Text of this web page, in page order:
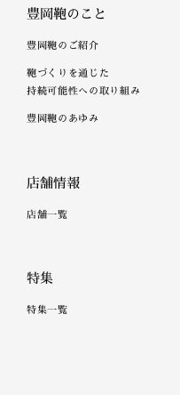
豊岡鞄のこと
豊岡鞄のご紹介
鞄づくりを通じた
持続可能性への取り組み
豊岡鞄のあゆみ
店舗情報
店舗一覧
特集
特集一覧